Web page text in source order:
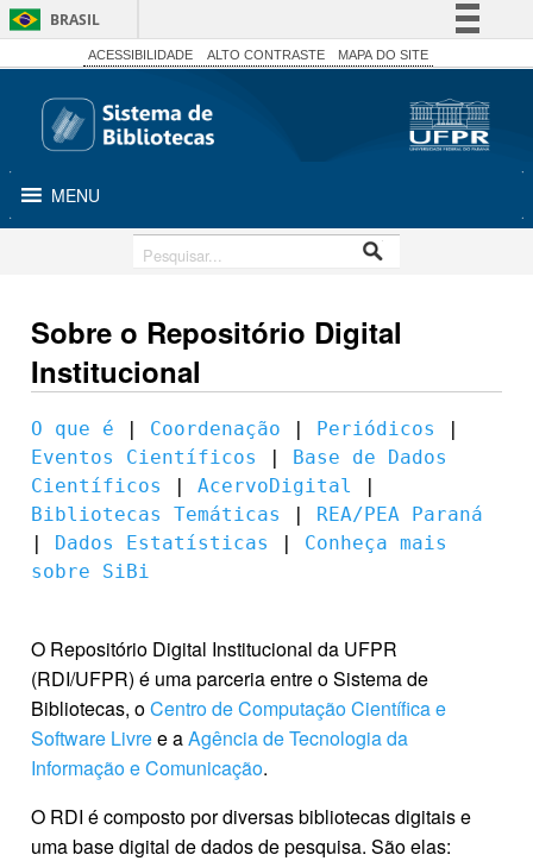
BRASIL
Simplifique!
Canais
ACESSIBILIDADE ALTO CONTRASTE MAPA DO SITE
MENU
Sobre o Repositório Digital
Institucional
O que é | Coordenação | Periódicos
Eventos Científicos
| Base de Dados
Científicos
| AcervoDigital
Bibliotecas Temáticas
| REA/PEA Paraná
| Dados Estatísticas | Conheça mais
sobre SiBi
O Repositório Digital Institucional da UFPR
(RDI/UFPR) é uma parceria entre o Sistema de
Bibliotecas, oCentro de Computação Científica e
Software Livree aAgência de Tecnologia da
Informação e Comunicação.
O RDI é composto por diversas bibliotecas digitais e
uma base digital de dados de pesquisa. São elas: